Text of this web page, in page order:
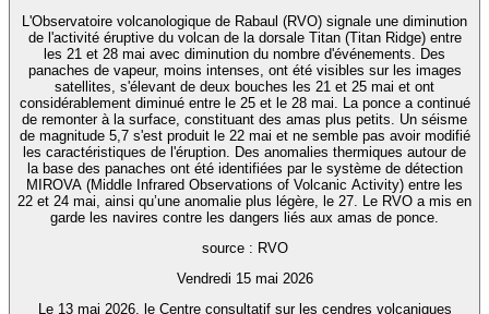
L'Observatoire volcanologique de Rabaul (RVO) signale une diminution
de l'activité éruptive du volcan de la dorsale Titan (Titan Ridge) entre
les 21 et 28 mai avec diminution du nombre d'événements. Des
panaches de vapeur, moins intenses, ont été visibles sur les images
satellites, s'élevant de deux bouches les 21 et 25 mai et ont
considérablement diminué entre le 25 et le 28 mai. La ponce a continué
de remonter à la surface, constituant des amas plus petits. Un séisme
de magnitude 5,7 s'est produit le 22 mai et ne semble pas avoir modifié
les caractéristiques de l'éruption. Des anomalies thermiques autour de
la base des panaches ont été identifiées par le système de détection
MIROVA (Middle Infrared Observations of Volcanic Activity) entre les
22 et 24 mai, ainsi qu’une anomalie plus légère, le 27. Le RVO a mis en
garde les navires contre les dangers liés aux amas de ponce.
source : RVO
Vendredi 15 mai 2026
Le 13 mai 2026, le Centre consultatif sur les cendres volcaniques